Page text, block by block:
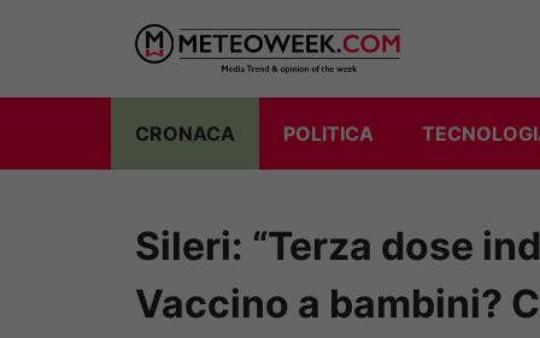
contenuto
CRONACA POLITICA
Sileri: “Terza dose
Vaccino a bambini?